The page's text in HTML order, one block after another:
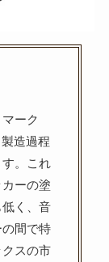
ーク
造過程
。これ
ーの塗
く、音
間で特
スの市